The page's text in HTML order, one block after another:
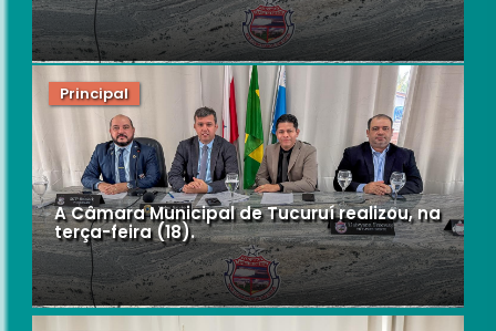
Principal
A Câmara Municipal de Tucuruí realizou, na
terça-feira (18).